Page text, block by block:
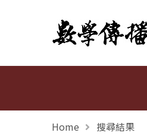
數學傳播
Home 搜尋結果